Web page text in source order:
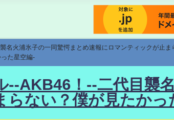
名火浦氷子の一同驚愕まとめ速報にロマンティックが止
た星空編-
--AKB46！--二代目襲
らない？僕が見たか